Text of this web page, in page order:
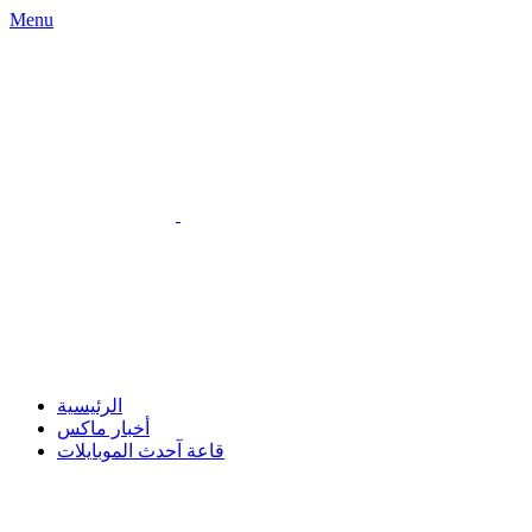
Menu
الرئيسية
أخبار ماكس
قاعة آحدث الموبايلات